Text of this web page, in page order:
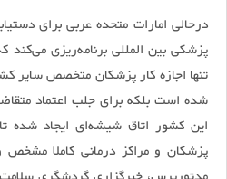
درحالی امارات متحده عربی برای
پزشکی بین المللی برنامه‌‌ریزی
تنها اجازه کار پزشکان متخصص سایر
شده است بلکه برای جلب اعتماد
این کشور اتاق شیشه‌ای ایجاد شده
پزشکان و مراکز درمانی کاملا